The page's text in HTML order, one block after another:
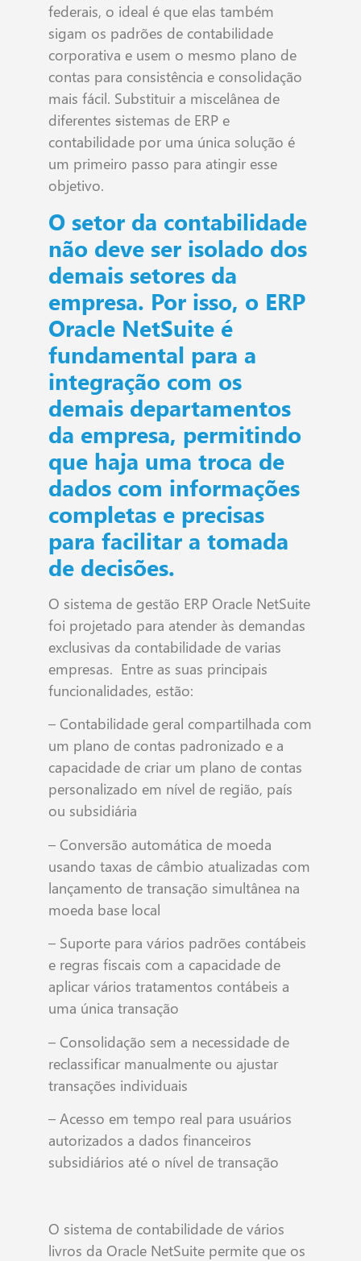
federais, o ideal é que elas também
sigam os padrões de contabilidade
corporativa e usem o mesmo plano de
contas para consistência e consolidação
mais fácil. Substituir a miscelânea de
diferentes sistemas de ERP e
contabilidade por uma única solução é
um primeiro passo para atingir esse
objetivo.
O setor da contabilidade
não deve ser isolado dos
demais setores da
empresa. Por isso, o ERP
Oracle NetSuite é
fundamental para a
integração com os
demais departamentos
da empresa, permitindo
que haja uma troca de
dados com informações
completas e precisas
para facilitar a tomada
de decisões.
O sistema de gestão ERP Oracle NetSuite
foi projetado para atender às demandas
exclusivas da contabilidade de varias
empresas. Entre as suas principais
funcionalidades, estão:
– Contabilidade geral compartilhada com
um plano de contas padronizado e a
capacidade de criar um plano de contas
personalizado em nível de região, país
ou subsidiária
– Conversão automática de moeda
usando taxas de câmbio atualizadas com
lançamento de transação simultânea na
moeda base local
– Suporte para vários padrões contábeis
e regras fiscais com a capacidade de
aplicar vários tratamentos contábeis a
uma única transação
– Consolidação sem a necessidade de
reclassificar manualmente ou ajustar
transações individuais
– Acesso em tempo real para usuários
autorizados a dados financeiros
subsidiários até o nível de transação
O sistema de contabilidade de vários
livros da Oracle NetSuite permite que os